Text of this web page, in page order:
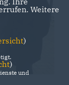
Weitere
)
)
und